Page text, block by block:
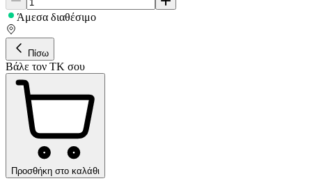
Άμεσα διαθέσιμο
Πίσω
Βάλε τον ΤΚ σου
Προσθήκη στο καλάθι